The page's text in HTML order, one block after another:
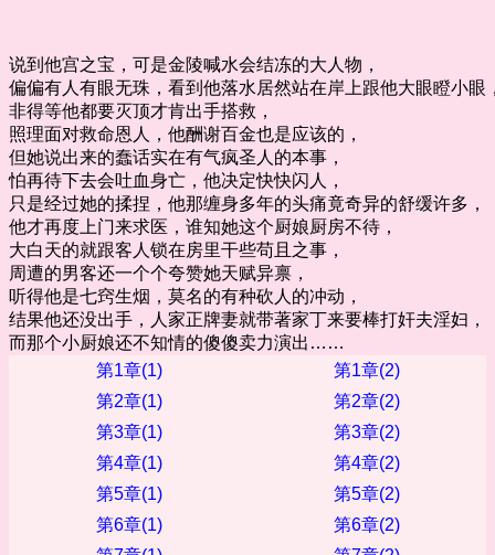
说到他宫之宝，可是金陵喊水会结冻的大人物，
偏偏有人有眼无珠，看到他落水居然站在岸上跟他大眼瞪小眼
非得等他都要灭顶才肯出手搭救，
照理面对救命恩人，他酬谢百金也是应该的，
但她说出来的蠢话实在有气疯圣人的本事，
怕再待下去会吐血身亡，他决定快快闪人，
只是经过她的揉捏，他那缠身多年的头痛竟奇异的舒缓许多，
他才再度上门来求医，谁知她这个厨娘厨房不待，
大白天的就跟客人锁在房里干些苟且之事，
周遭的男客还一个个夸赞她天赋异禀，
听得他是七窍生烟，莫名的有种砍人的冲动，
结果他还没出手，人家正牌妻就带著家丁来要棒打奸夫淫妇，
而那个小厨娘还不知情的傻傻卖力演出……
第1章(1)
第1章(2)
第2章(1)
第2章(2)
第3章(1)
第3章(2)
第4章(1)
第4章(2)
第5章(1)
第5章(2)
第6章(1)
第6章(2)